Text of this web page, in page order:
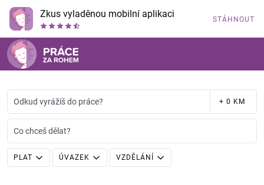
Zkus vyladěnou mobilní aplikaci STÁHNOUT
Odkud vyrážíš do práce? + 0 KM
Co chceš dělat?
PLAT ÚVAZEK VZDĚLÁNÍ